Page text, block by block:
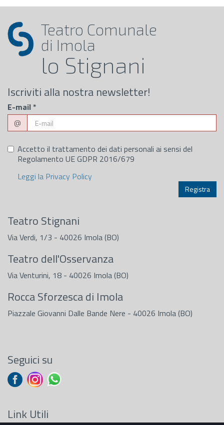
Teatro Comunale
di Imola
lo Stignani
Iscriviti alla nostra newsletter!
E-mail*
@
Accetto il trattamento dei dati personali ai sensi del
Regolamento UE GDPR 2016/679
Leggi la Privacy Policy
Teatro Stignani
Via Verdi, 1/3 - 40026 Imola (BO)
Teatro dell'Osservanza
Via Venturini, 18 - 40026 Imola (BO)
Rocca Sforzesca di Imola
Piazzale Giovanni Dalle Bande Nere - 40026 Imola (BO)
Seguici su
Link Utili